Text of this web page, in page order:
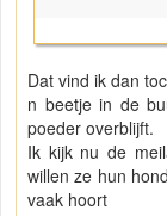
Dat vind ik dan
n beetje in de
poeder overblijft.
Ik kijk nu de
willen ze hun
vaak hoort